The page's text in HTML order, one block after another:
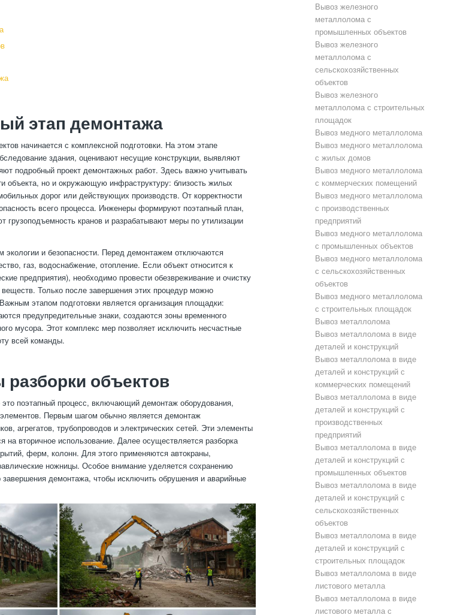
этап демонтажа
начинается с комплексной подготовки. На этом этапе
здания, оценивают несущие конструкции, выявляют
подробный проект демонтажных работ. Здесь важно учитывать
объекта, но и окружающую инфраструктуру: близость жилых
дорог или действующих производств. От корректности
всего процесса. Инженеры формируют поэтапный план,
грузоподъемность кранов и разрабатывают меры по утилизации
экологии и безопасности. Перед демонтажем отключаются
газ, водоснабжение, отопление. Если объект относится к
предприятия), необходимо провести обезвреживание и очистку
Только после завершения этих процедур можно
этапом подготовки является организация площадки:
предупредительные знаки, создаются зоны временного
мусора. Этот комплекс мер позволяет исключить несчастные
всей команды.
объектов
поэтапный процесс, включающий демонтаж оборудования,
Первым шагом обычно является демонтаж
агрегатов, трубопроводов и электрических сетей. Эти элементы
на вторичное использование. Далее осуществляется разборка
ферм, колонн. Для этого применяются автокраны,
ножницы. Особое внимание уделяется сохранению
завершения демонтажа, чтобы исключить обрушения и аварийные
Вывоз железного
металлолома с
промышленных объектов
Вывоз железного
металлолома с
сельскохозяйственных
объектов
Вывоз железного
металлолома с строительных
площадок
Вывоз медного металлолома
Вывоз медного металлолома
с жилых домов
Вывоз медного металлолома
с коммерческих помещений
Вывоз медного металлолома
с производственных
предприятий
Вывоз медного металлолома
с промышленных объектов
Вывоз медного металлолома
с сельскохозяйственных
объектов
Вывоз медного металлолома
с строительных площадок
Вывоз металлолома
Вывоз металлолома в виде
деталей и конструкций
Вывоз металлолома в виде
деталей и конструкций с
коммерческих помещений
Вывоз металлолома в виде
деталей и конструкций с
производственных
предприятий
Вывоз металлолома в виде
деталей и конструкций с
промышленных объектов
Вывоз металлолома в виде
деталей и конструкций с
сельскохозяйственных
объектов
Вывоз металлолома в виде
деталей и конструкций с
строительных площадок
Вывоз металлолома в виде
листового металла
Вывоз металлолома в виде
листового металла с